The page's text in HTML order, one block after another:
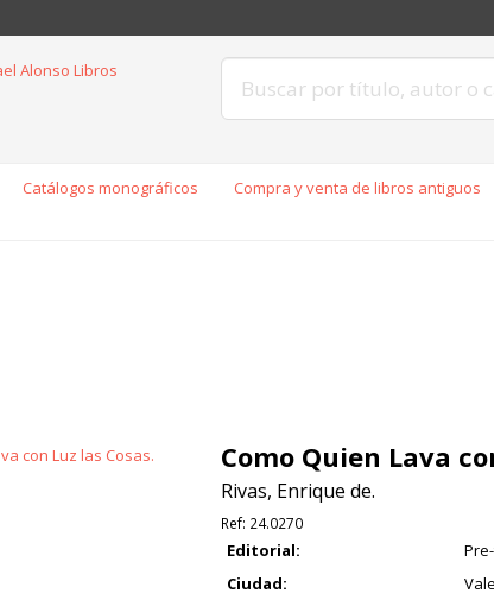
Catálogos monográficos Compra y venta de libros antiguos
Como Quien Lava
Rivas, Enrique de.
Ref: 24.0270
Editorial:
Ciudad: